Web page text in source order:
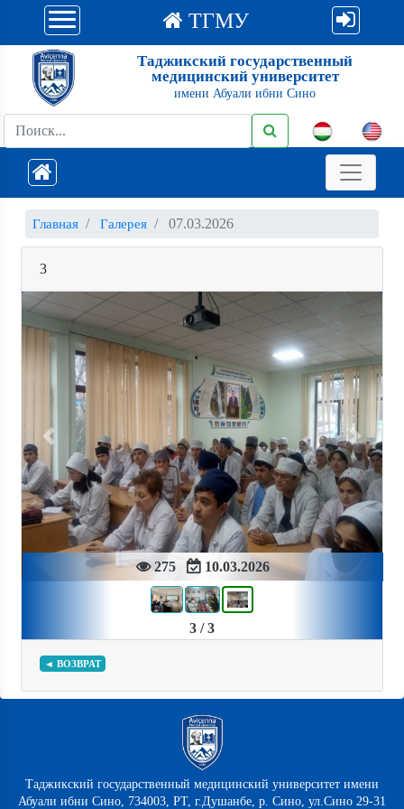
ТГМУ
Таджикский государственный
медицинский университет
имени Абуали ибни Сино
Главная Галерея 07.03.2026
3
275 10.03.2026
Previous Next
3 / 3
◄ ВОЗВРАТ
Таджикский государственный медицинский университет имени
Абуали ибни Сино, 734003, РТ, г.Душанбе, р. Сино, ул.Сино 29-31